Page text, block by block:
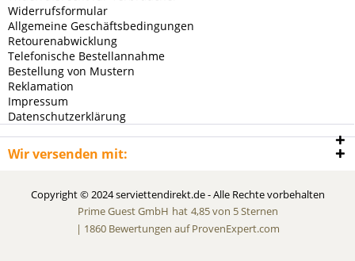
Widerrufsformular
Allgemeine Geschäftsbedingungen
Retourenabwicklung
Telefonische Bestellannahme
Bestellung von Mustern
Reklamation
Impressum
Datenschutzerklärung
Wir versenden mit:
Copyright © 2024 serviettendirekt.de - Alle Rechte vorbehalten
Prime Guest GmbH hat 4,85von 5Sternen
| 1860Bewertungen auf ProvenExpert.com